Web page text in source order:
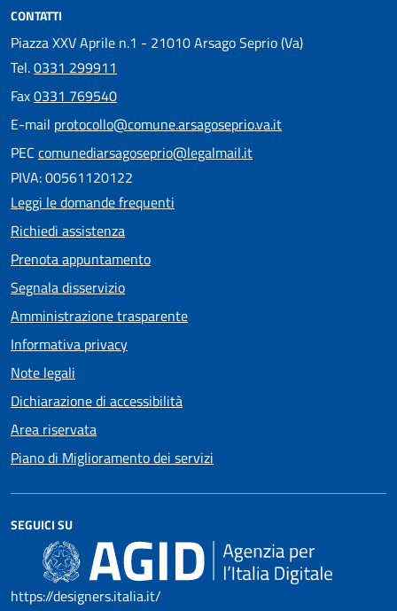
CONTATTI
Piazza XXV Aprile n.1 - 21010 Arsago Seprio (Va)
Tel.0331 299911
Fax0331 769540
E-mail protocollo@comune.arsagoseprio.va.it
PEC comunediarsagoseprio@legalmail.it
PIVA: 00561120122
Leggi le domande frequenti
Richiedi assistenza
Prenota appuntamento
Segnala disservizio
Amministrazione trasparente
Informativa privacy
Note legali
Dichiarazione di accessibilità
Area riservata
Piano di Miglioramento dei servizi
SEGUICI SU
https://designers.italia.it/